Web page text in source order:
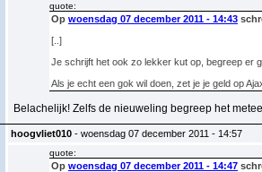
quote:
Op woensdag 07 december 2011 - 14:43
[..]
Je schrijft het ook zo lekker kut op, begreep er
Als je echt een gok wil doen, zet je je geld op
Belachelijk! Zelfs de nieuweling begreep het
hoogvliet010 - woensdag 07 december 2011 - 14:57
quote:
Op woensdag 07 december 2011 - 14:47